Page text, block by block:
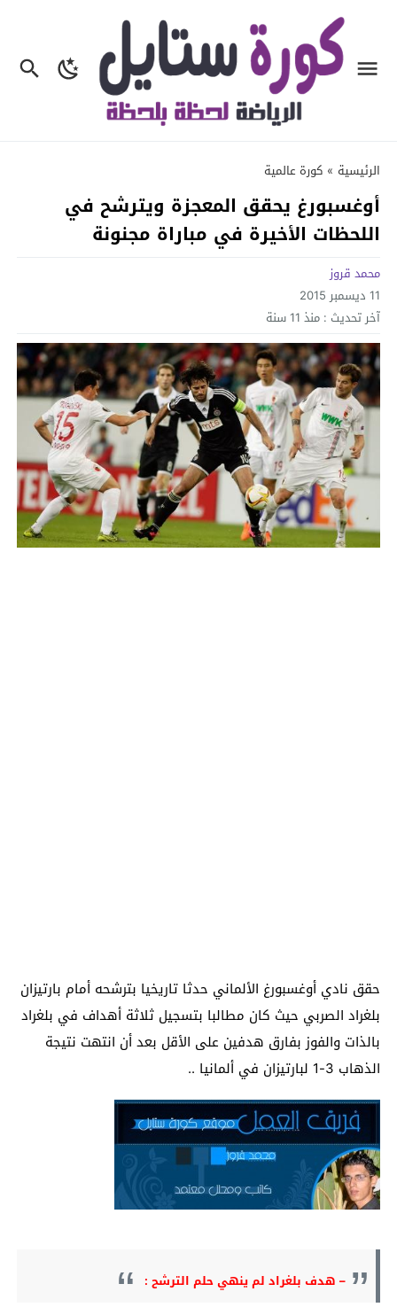
الرئيسية » كورة عالمية
أوغسبورغ يحقق المعجزة ويترشح في
اللحظات الأخيرة في مباراة مجنونة
محمد قروز
11 ديسمبر 2015
آخر تحديث : منذ 11 سنة
حقق نادي أوغسبورغ الألماني حدثا تاريخيا بترشحه أمام بارتيزان
بلغراد الصربي حيث كان مطالبا بتسجيل ثلاثة أهداف في بلغراد
بالذات والفوز بفارق هدفين على الأقل بعد أن انتهت نتيجة
الذهاب 3-1 لبارتيزان في ألمانيا ..
– هدف بلغراد لم ينهي حلم الترشح :